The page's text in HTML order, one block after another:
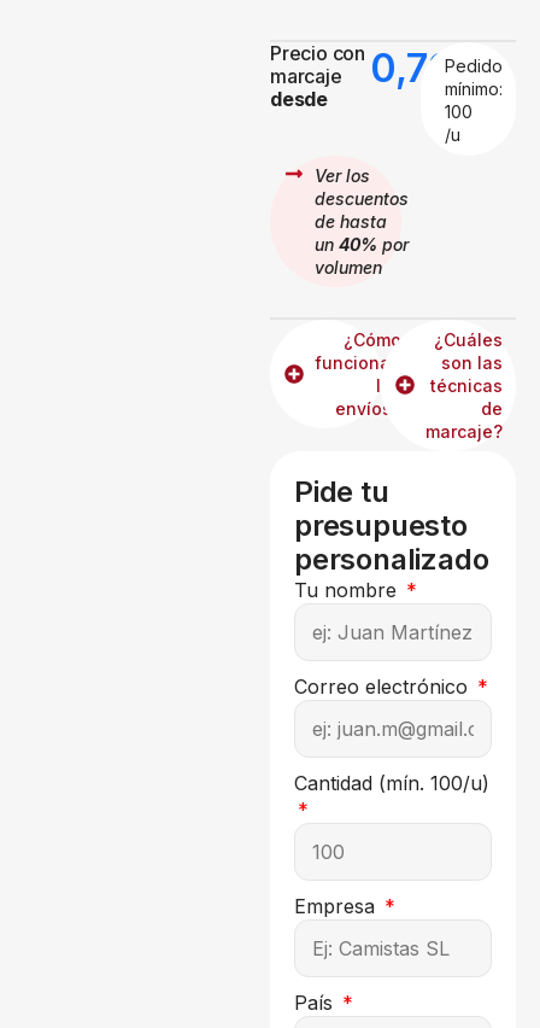
Precio con
marcaje
desde
0,79€
Pedido
mínimo:
100
/u
Ver los
descuentos
de hasta
un 40% por
volumen
¿Cómo
funcionan
los
envíos?
¿Cuáles
son las
técnicas
de
marcaje?
Pide tu
presupuesto
personalizado
Tu nombre
Correo electrónico
Cantidad (mín. 100/u)
Empresa
País